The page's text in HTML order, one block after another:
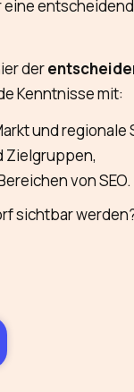
der
Kenntnisse mit:
und
Zielgruppen,
von SEO.
sichtbar